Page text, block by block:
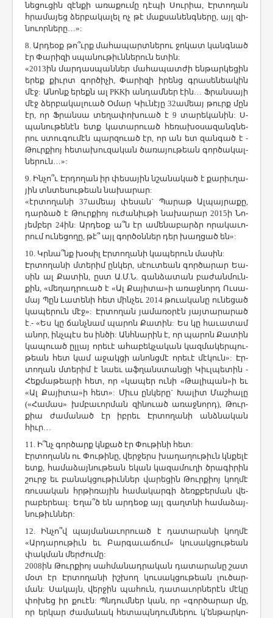
նե­ցու­ցին զէն­քի ա­ռա­քու­մը դէ­պի ­Սու­րիա, Էր­տո­ղան
հրա­մա­յեց ձեր­բա­կա­լել ոչ թէ մաք­սա­նենգ­նե­րը, այլ զի­
նո­ւոր­նե­րը…»:
8. Ար­դեօք թո՞ւրք մա­հա­պարտ­նե­րու ջո­կատ կանգ­նած
էր ­Փա­րի­զի սպա­նու­թիւն­նե­րուն ե­տին:
«2013ին մար­դաս­պան­ներ մա­հա­պատ­ժի են­թար­կե­ցին
ե­րեք քիւրտ գոր­ծի­չի, ­Փա­րի­զի ի­րենց գրա­սե­նեա­կին
մէջ: Ա­նոնք ե­րեքն ալ PKKի ան­դամ­ներ էին… Ֆ­րան­սա­յի
մէջ ձեր­բա­կա­լո­ւած Օ­մար ­Կիւ­նէ­յը 32ա­մեայ թուրք մըն
էր, որ Ֆ­րան­սա տե­ղա­փո­խո­ւած է 9 տա­րե­կա­նին: Ս­
պա­նու­թե­նէն ետք կա­տա­րո­ւած հե­ռա­խօ­սա­զանգ­նե­
րու ստու­գու­մէն պար­զո­ւած էր, որ ան ետ զան­գած է ­
Թուր­քիոյ հե­տա­խու­զա­կան ծա­ռա­յու­թեան գոր­ծա­կալ­
նե­րուն…»:
9. Ին­չո՞ւ Էր­դո­ղան իր փե­սա­յին նշա­նա­կած է քա­րիւ­ղա­
յին տնտե­սու­թեան նա­խա­րար:
«էր­տո­ղա­նի 37ա­մեայ փե­սան` ­Պա­րաթ Ալ­պայ­րա­քը,
դար­ձած է ­Թուր­քիոյ ու­ժա­նիւ­թի նա­խա­րար 2015ի ­Նո­
յեմ­բեր 24ին: Ար­դեօք ա՞ն էր ա­մե­նա­բարձր ո­րա­կա­ւո­
րում ու­նե­ցո­ղը, թէ՞ այլ գոր­ծօն­ներ դեր խաղ­ցած են»:
10. Կր­նա՞նք խօ­սիլ Էր­տո­ղա­նի կա­պե­րուն մա­սին:
Էր­տո­ղա­նի մտե­րիմ ըն­կեր, սէու­տեան գոր­ծա­րար Եա­
սին ալ ­Քա­տին, ըստ Ա.Մ.Ն. գան­ձա­տան բա­ժան­մուն­
քին, «մե­ղադ­րո­ւած է «Ալ ­Քա­յի­տա»ի ա­ռաջ­նորդ Ու­սա­
մայ ­Պըն ­Լա­տե­նի հետ մին­չեւ 2014 թո­ւա­կա­նը ու­նե­ցած
կա­պե­րուն մէջ»: Էր­տո­ղան յա­մա­ռօ­րէն յայ­տա­րա­րած
է.- «Ես կը ճանչ­նամ պա­րոն ­Քա­տին: Ես կը հա­ւա­տամ
ա­նոր, ինչ­պէս ես ին­ծի: Անհ­նա­րին է, որ պա­րոն ­Քա­տին
կա­պո­ւած ըլ­լայ ո­րե­ւէ ա­հա­բեկ­չա­կան կազ­մա­կեր­պու­
թեան հետ կամ ա­ջակ­ցի ա­նոնց­մէ ո­րե­ւէ մէ­կուն»: Էր­
տո­ղան մտե­րիմ է նաեւ աֆ­ղանս­տան­ցի ­Կիւլ­պե­տին ­
Հեք­մա­թեա­րի հետ, որ «կա­պեր ու­նի «­Թա­լի­պան»ի եւ
«Ալ ­Քա­յի­տա»ի հետ»: ­Միւս ըն­կե­րը` ­Խա­լիտ ­Մաշ­հա­լը
(«­Հա­մաս» խմբա­ւոր­ման զի­նո­ւած ա­ռաջ­նորդ), ­Թուր­
քիա ժա­մա­նած էր իբ­րեւ Էր­տո­ղա­նի անձ­նա­կան
հիւր…
11. Ի՞նչ գոր­ծարք կնքած էր ­Փու­թի­նի հետ:
Էր­տո­ղանն ու ­Փու­թի­նը, վեր­ջերս խա­ղա­ղու­թիւն կնքե­լէ
ետք, հա­մա­ձայ­նու­թեան ե­կան կա­զա­մու­ղի ծրա­գի­րին
շուրջ եւ բա­նակ­ցու­թիւն­ներ վա­րե­ցին ­Թուր­քիոյ կող­մէ
ռու­սա­կան հրթի­ռա­յին հա­մա­կար­գի ձեռք­բեր­ման վե­
րա­բե­րեալ: Ե­ղա՞ծ են ար­դեօք այլ գաղտ­նի հա­մա­ձայ­
նու­թիւն­ներ:
12. Ին­չո՞վ պայ­մա­նա­ւո­րո­ւած է դա­տա­րա­նի կող­մէ
«Ար­դա­րու­թիւն եւ ­Բար­գա­ւա­ճում» կու­սակ­ցու­թեան
փակ­ման մեր­ժու­մը:
2008ին ­Թուր­քիոյ սահ­մա­նադ­րա­կան դա­տա­րա­նը շատ
մօտ էր Էր­տո­ղա­նի իշ­խող կու­սակ­ցու­թեան լու­ծար­
ման: ­Սա­կայն, վեր­ջին պա­հուն, դա­տա­ւոր­նե­րէն մէ­կը
փո­խեց իր քուէն: Պն­դում­ներ կան, որ «գոր­ծա­րար մը,
որ եր­կար ժա­մա­նակ հե­տապն­դում­նե­րու կ­՛են­թար­կո­